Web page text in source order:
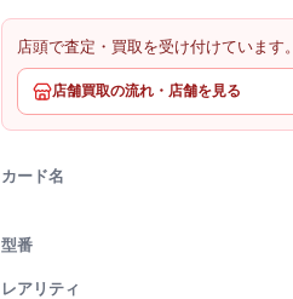
店頭で査定・買取を受け付けています。
店舗買取の流れ・店舗を見る
カード名
型番
レアリティ